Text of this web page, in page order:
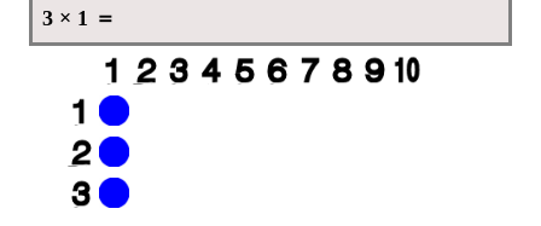
3 × 1 ＝